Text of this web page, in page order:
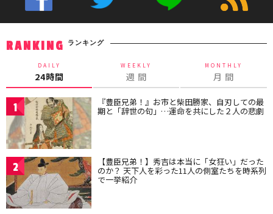
RANKING ランキング
DAILY
24時間
WEEKLY
週 間
MONTHLY
月 間
1 『豊臣兄弟！』お市と柴田勝家、自刃しての最
期と「辞世の句」…運命を共にした２人の悲劇
2 【豊臣兄弟！】秀吉は本当に「女狂い」だった
のか？ 天下人を彩った11人の側室たちを時系列
で一挙紹介